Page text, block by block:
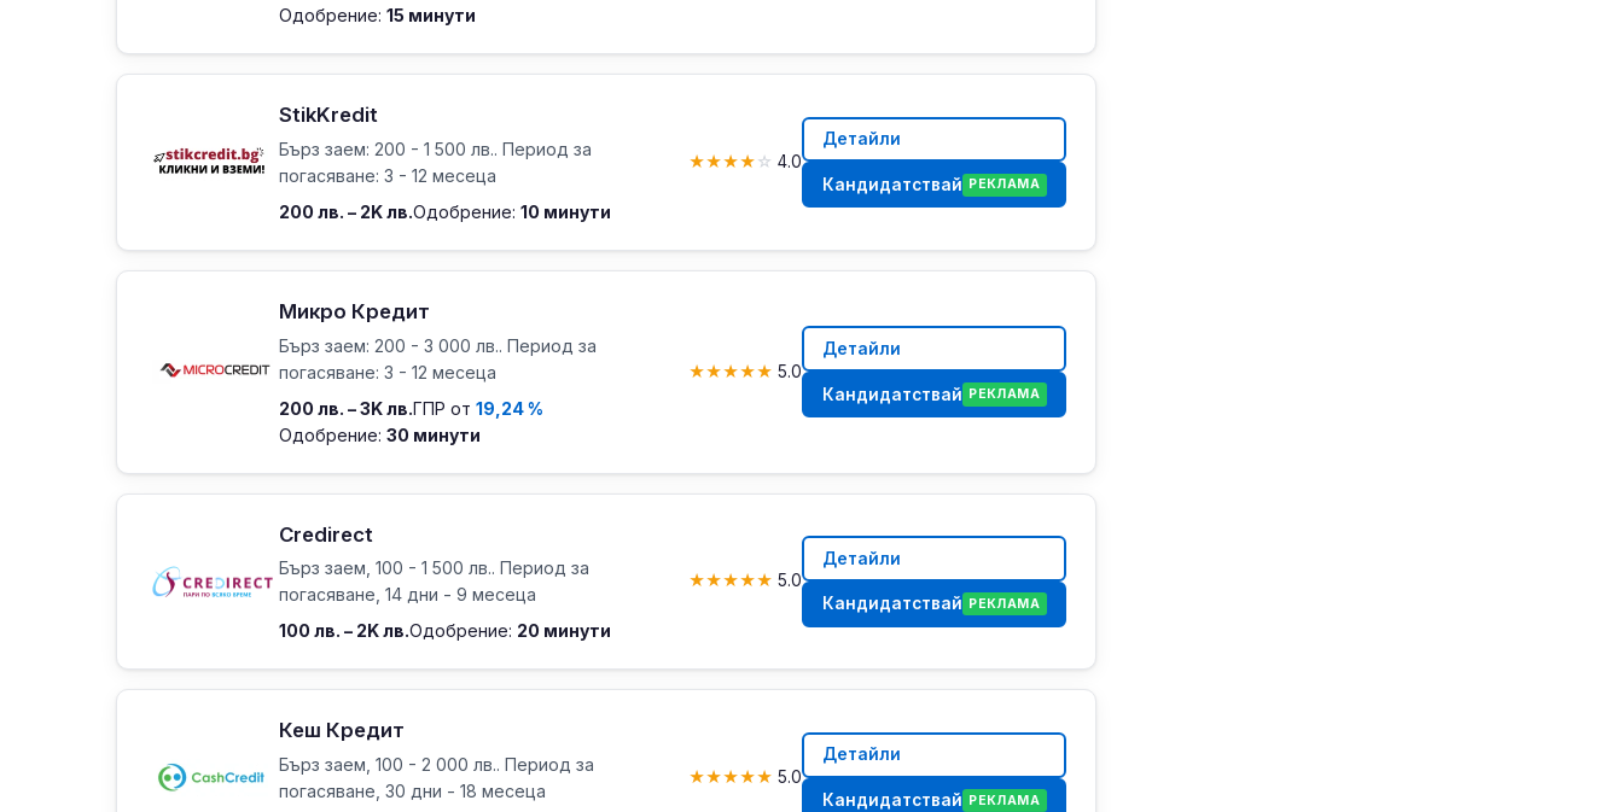
Одобрение: 15 минути
StikKredit
Бърз заем: 200 - 1 500 лв.. Период за
погасяване: 3 - 12 месеца
200 лв. – 2K лв.Одобрение: 10 минути
★★★★☆ 4.0
Детайли
Кандидатствай РЕКЛАМА
Микро Кредит
Бърз заем: 200 - 3 000 лв.. Период за
погасяване: 3 - 12 месеца
200 лв. – 3K лв.ГПР от 19,24 %
Одобрение: 30 минути
★★★★★ 5.0
Детайли
Кандидатствай РЕКЛАМА
Credirect
Бърз заем, 100 - 1 500 лв.. Период за
погасяване, 14 дни - 9 месеца
100 лв. – 2K лв.Одобрение: 20 минути
★★★★★ 5.0
Детайли
Кандидатствай РЕКЛАМА
Кеш Кредит
Бърз заем, 100 - 2 000 лв.. Период за
погасяване, 30 дни - 18 месеца
★★★★★ 5.0
Детайли
Кандидатствай РЕКЛАМА